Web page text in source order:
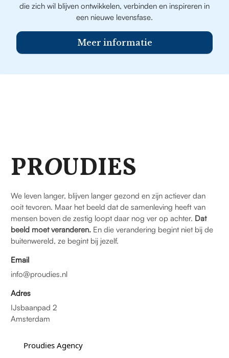
die zich wil blijven ontwikkelen, verbinden en inspireren in
een nieuwe levensfase.
Meer informatie
PROUDIES
We leven langer, blijven langer gezond en zijn actiever dan
ooit tevoren. Maar het beeld dat de samenleving heeft van
mensen boven de zestig loopt daar nog ver op achter. Dat
beeld moet veranderen. En die verandering begint niet bij de
buitenwereld, ze begint bij jezelf.
Email
info@proudies.nl
Adres
IJsbaanpad 2
Amsterdam
Proudies Agency